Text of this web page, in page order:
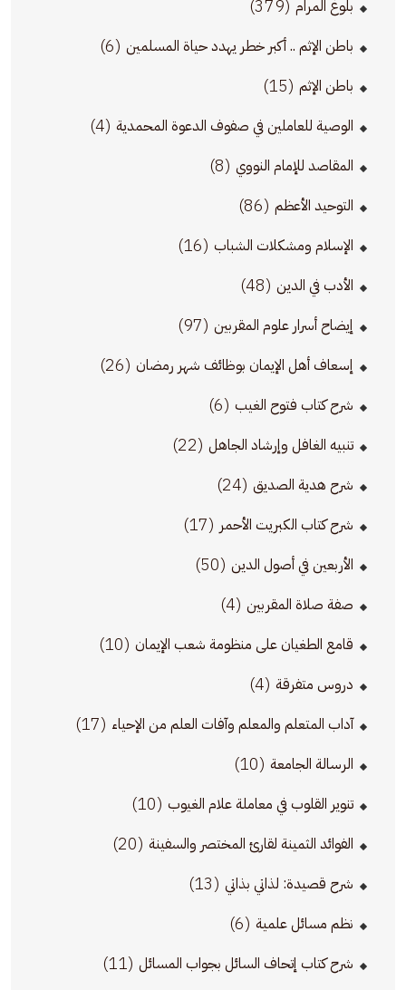
بلوغ المرام (379)
باطن الإثم .. أكبر خطر يهدد حياة المسلمين (6)
باطن الإثم (15)
الوصية للعاملين في صفوف الدعوة المحمدية (4)
المقاصد للإمام النووي (8)
التوحيد الأعظم (86)
الإسلام ومشكلات الشباب (16)
الأدب في الدين (48)
إيضاح أسرار علوم المقربين (97)
إسعاف أهل الإيمان بوظائف شهر رمضان (26)
شرح كتاب فتوح الغيب (6)
تنبيه الغافل وإرشاد الجاهل (22)
شرح هدية الصديق (24)
شرح كتاب الكبريت الأحمر (17)
الأربعين في أصول الدين (50)
صفة صلاة المقربين (4)
قامع الطغيان على منظومة شعب الإيمان (10)
دروس متفرقة (4)
آداب المتعلم والمعلم وآفات العلم من الإحياء (17)
الرسالة الجامعة (10)
تنوير القلوب في معاملة علام الغيوب (10)
الفوائد الثمينة لقارئ المختصر والسفينة (20)
شرح قصيدة: لذاتي بذاتي (13)
نظم مسائل علمية (6)
شرح كتاب إتحاف السائل بجواب المسائل (11)